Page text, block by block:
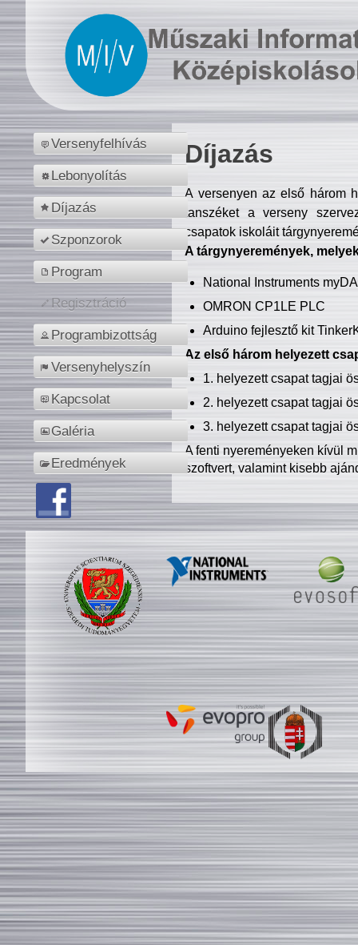
Versenyfelhívás
Lebonyolítás
Díjazás
Szponzorok
Program
Regisztráció
Programbizottság
Versenyhelyszín
Kapcsolat
Galéria
Eredmények
Díjazás
A versenyen az első három
tanszéket a verseny
csapatok iskoláit
A tárgynyeremények,
National Instruments
OMRON CP1LE PLC
Arduino fejlesztő kit
Az első három helyezett
1. helyezett csapat tagjai
2. helyezett csapat tagjai
3. helyezett csapat tagjai
A fenti nyereményeken kívül
szoftvert, valamint kisebb